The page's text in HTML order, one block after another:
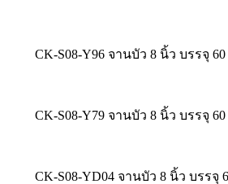
CK-S08-Y96 จานบัว 8 นิ้ว บรรจุ 60
CK-S08-Y79 จานบัว 8 นิ้ว บรรจุ 60
CK-S08-YD04 จานบัว 8 นิ้ว บรรจุ